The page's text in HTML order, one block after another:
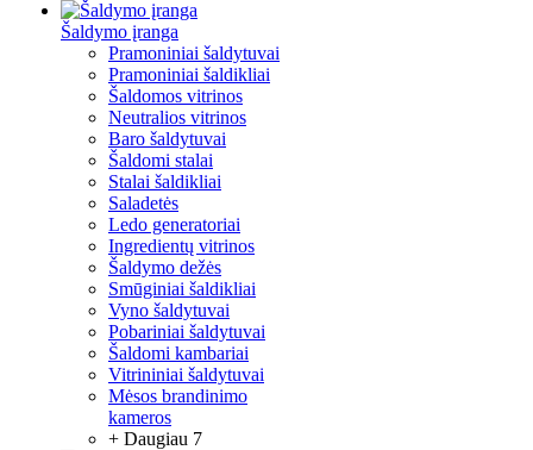
Šaldymo įranga
Pramoniniai šaldytuvai
Pramoniniai šaldikliai
Šaldomos vitrinos
Neutralios vitrinos
Baro šaldytuvai
Šaldomi stalai
Stalai šaldikliai
Saladetės
Ledo generatoriai
Ingredientų vitrinos
Šaldymo dežės
Smūginiai šaldikliai
Vyno šaldytuvai
Pobariniai šaldytuvai
Šaldomi kambariai
Vitrininiai šaldytuvai
Mėsos brandinimo
kameros
+ Daugiau 7